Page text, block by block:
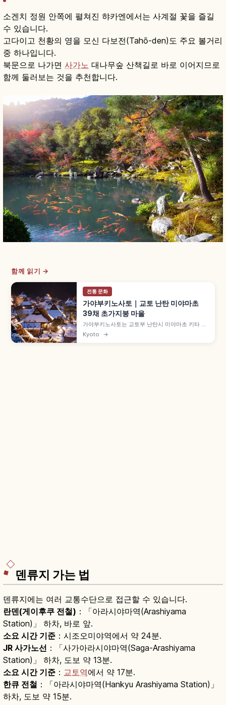
소겐치 정원 안쪽에 펼쳐진 햐카엔에서는 사계절 꽃을 즐길
수 있습니다.
고다이고 천황의 영을 모신 다보전(Tahō-den)도 주요 볼거리
중 하나입니다.
북문으로 나가면 사가노 대나무숲 산책길로 바로 이어지므로
함께 둘러보는 것을 추천합니다.
함께 읽기 →
전통 문화
가야부키노사토｜교토 난탄 미야마초
39채 초가지붕 마을
가야부키노사토는 교토부 난탄시 미야마초 키타 집
락에 자리한 초가지붕 마을로, 약 50채 중 39채가
초가지붕 민가입니다. 에도시대 중기 건물도 남은
Kyoto →
덴류지 가는 법
덴류지에는 여러 교통수단으로 접근할 수 있습니다.
란덴(게이후쿠 전철) ：「아라시야마역(Arashiyama
Station)」 하차, 바로 앞.
소요 시간 기준 ：시조오미야역에서 약 24분.
JR 사가노선 ：「사가아라시야마역(Saga-Arashiyama
Station)」 하차, 도보 약 13분.
소요 시간 기준 ： 교토역에서 약 17분.
한큐 전철 ：「아라시야마역(Hankyu Arashiyama Station)」
하차, 도보 약 15분.